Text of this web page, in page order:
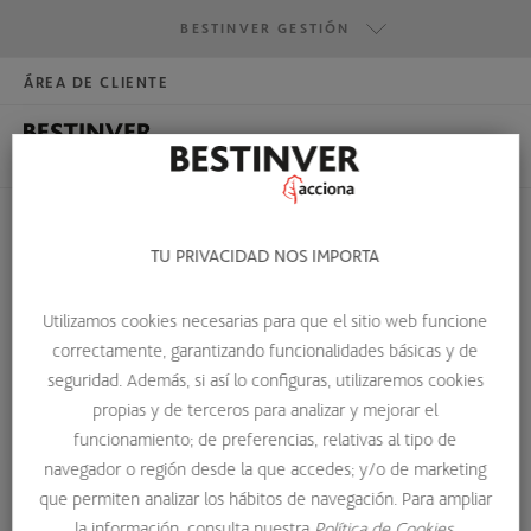
BESTINVER GESTIÓN
BESTINVER SECURITIES
BESTINVER ACTIVOS INMOBILIARIOS
ÁREA DE CLIENTE
NEGOCIACIÓN DE ACTIVOS
FINANCIEROS)
GLOSARIO DE TÉRMINOS
FINANCIEROS)
TU PRIVACIDAD NOS IMPORTA
Utilizamos cookies necesarias para que el sitio web funcione
correctamente, garantizando funcionalidades básicas y de
seguridad. Además, si así lo configuras, utilizaremos cookies
propias y de terceros para analizar y mejorar el
funcionamiento; de preferencias, relativas al tipo de
navegador o región desde la que accedes; y/o de marketing
que permiten analizar los hábitos de navegación. Para ampliar